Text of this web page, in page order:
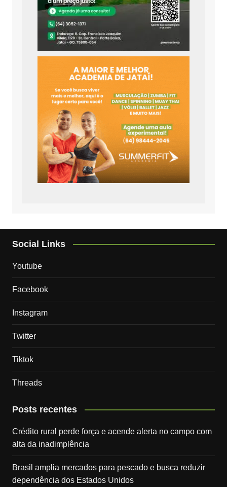
Social Links
Youtube
Facebook
Instagram
Twitter
Tiktok
Threads
Posts recentes
Crédito rural perde força e acende alerta no campo com
alta da inadimplência
Brasil amplia mercados para pescado e busca reduzir
dependência dos Estados Unidos